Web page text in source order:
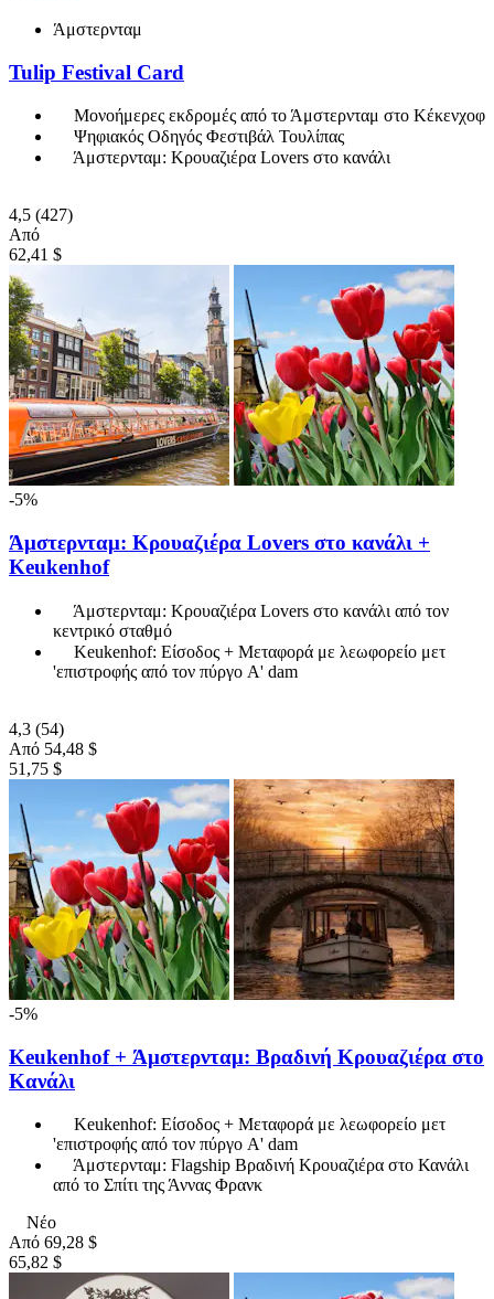
Άμστερνταμ
Tulip Festival Card
Μονοήμερες εκδρομές από το Άμστερνταμ στο Κέκενχοφ
Ψηφιακός Οδηγός Φεστιβάλ Τουλίπας
Άμστερνταμ: Κρουαζιέρα Lovers στο κανάλι
4,5 (427)
Από
62,41 $
-5%
Άμστερνταμ: Κρουαζιέρα Lovers στο κανάλι +
Keukenhof
Άμστερνταμ: Κρουαζιέρα Lovers στο κανάλι από τον
κεντρικό σταθμό
Keukenhof: Είσοδος + Μεταφορά με λεωφορείο μετ
'επιστροφής από τον πύργο A' dam
4,3 (54)
Από 54,48 $
51,75 $
-5%
Keukenhof + Άμστερνταμ: Βραδινή Κρουαζιέρα στο
Κανάλι
Keukenhof: Είσοδος + Μεταφορά με λεωφορείο μετ
'επιστροφής από τον πύργο A' dam
Άμστερνταμ: Flagship Βραδινή Κρουαζιέρα στο Κανάλι
από το Σπίτι της Άννας Φρανκ
Νέο
Από 69,28 $
65,82 $